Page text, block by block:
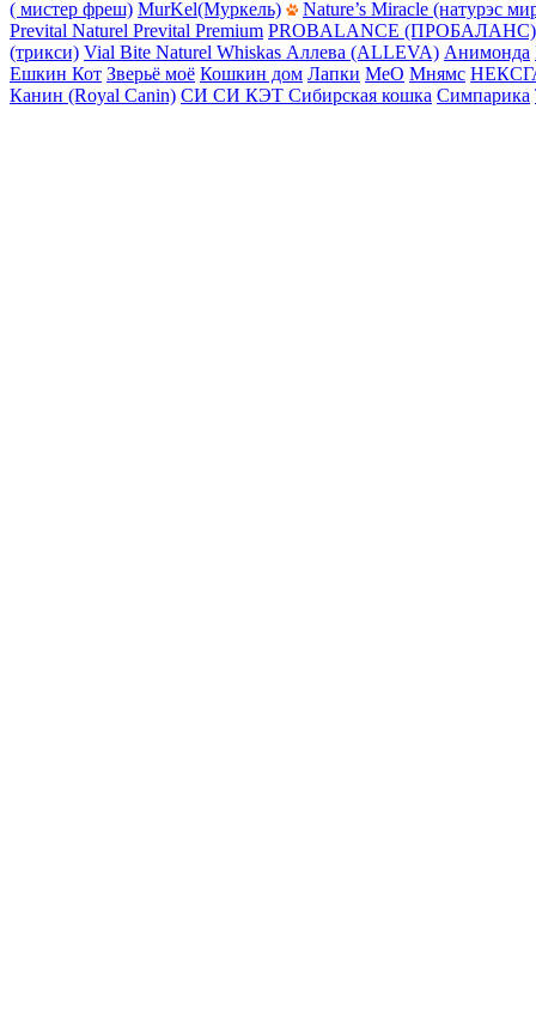
( мистер фреш) MurKel(Муркель)
Nature’s Miracle (натурэс
Prevital Naturel Prevital Premium PROBALANCE (ПРОБАЛАНС)
(трикси) Vial Bite Naturel Whiskas Аллева (ALLEVA) Анимонда
Ешкин Кот Зверьё моё Кошкин дом Лапки МеО Мнямс
Канин (Royal Canin) СИ СИ КЭТ Сибирская кошка Симпарика